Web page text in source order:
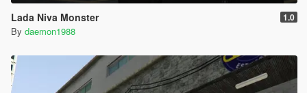
Lada Niva Monster 1.0
By daemon1988